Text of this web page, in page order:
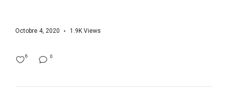
Octobre 4, 2020 1.9K Views
0
6